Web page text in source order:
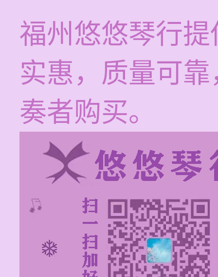
福州悠悠琴行
实惠，质量可
奏者购买。